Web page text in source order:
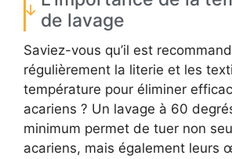
de lavage
Saviez-vous qu’il est
régulièrement la literie et les
température pour éliminer
acariens ? Un lavage à 60
minimum permet de tuer non
acariens, mais également leurs